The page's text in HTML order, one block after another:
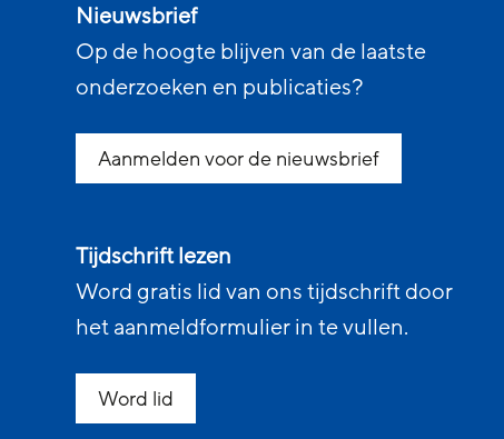
Nieuwsbrief
Op de hoogte blijven van de laatste
onderzoeken en publicaties?
Aanmelden voor de nieuwsbrief
Tijdschrift lezen
Word gratis lid van ons tijdschrift door
het aanmeldformulier in te vullen.
Word lid